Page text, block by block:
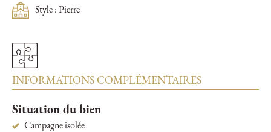
Style : Pierre
INFORMATIONS COMPLÉMENTAIRES
Situation du bien
Campagne isolée